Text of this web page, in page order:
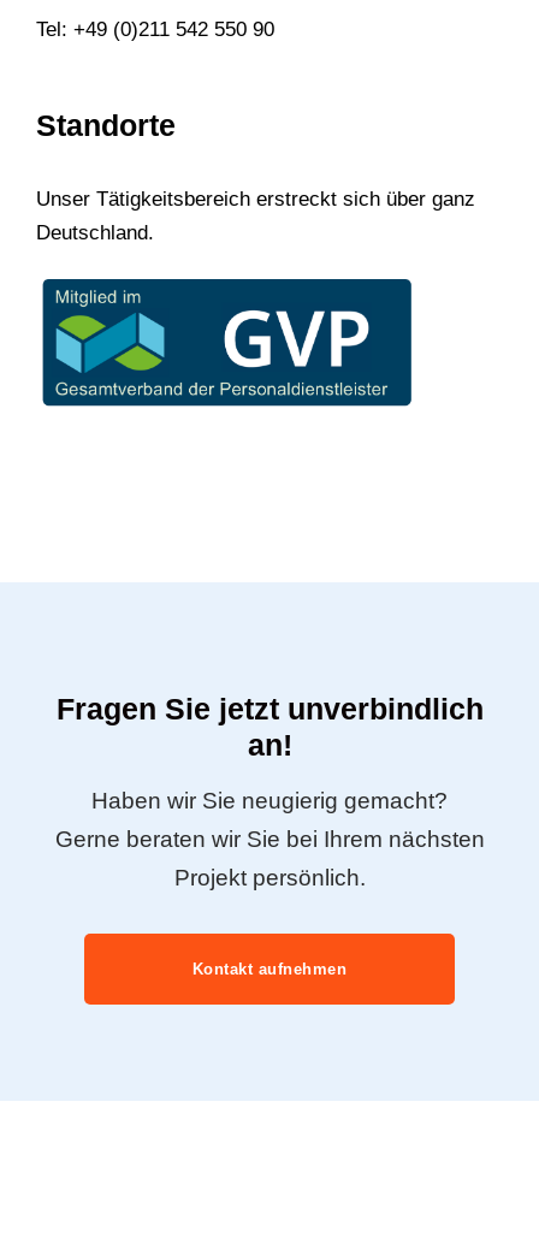
Tel: +49 (0)211 542 550 90
Standorte
Unser Tätigkeitsbereich erstreckt sich über ganz
Deutschland.
Fragen Sie jetzt unverbindlich
an!
Haben wir Sie neugierig gemacht?
Gerne beraten wir Sie bei Ihrem nächsten
Projekt persönlich.
Kontakt aufnehmen